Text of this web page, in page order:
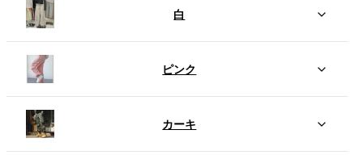
白
ピンク
カーキ